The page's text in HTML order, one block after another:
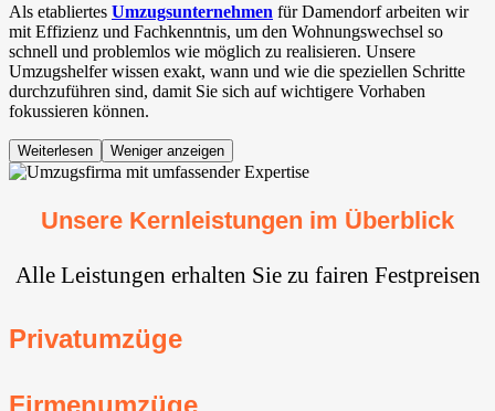
Als etabliertes Umzugsunternehmen für Damendorf arbeiten wir
mit Effizienz und Fachkenntnis, um den Wohnungswechsel so
schnell und problemlos wie möglich zu realisieren. Unsere
Umzugshelfer wissen exakt, wann und wie die speziellen Schritte
durchzuführen sind, damit Sie sich auf wichtigere Vorhaben
fokussieren können.
Weiterlesen Weniger anzeigen
Unsere Kernleistungen im Überblick
Alle Leistungen erhalten Sie zu fairen Festpreisen
Privatumzüge
Firmenumzüge